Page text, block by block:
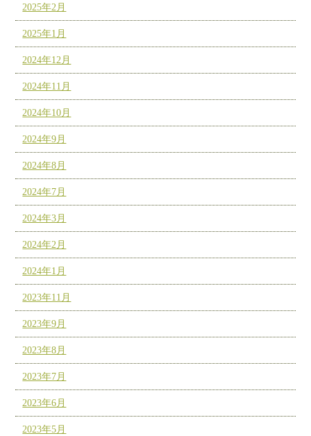
2025年2月
2025年1月
2024年12月
2024年11月
2024年10月
2024年9月
2024年8月
2024年7月
2024年3月
2024年2月
2024年1月
2023年11月
2023年9月
2023年8月
2023年7月
2023年6月
2023年5月